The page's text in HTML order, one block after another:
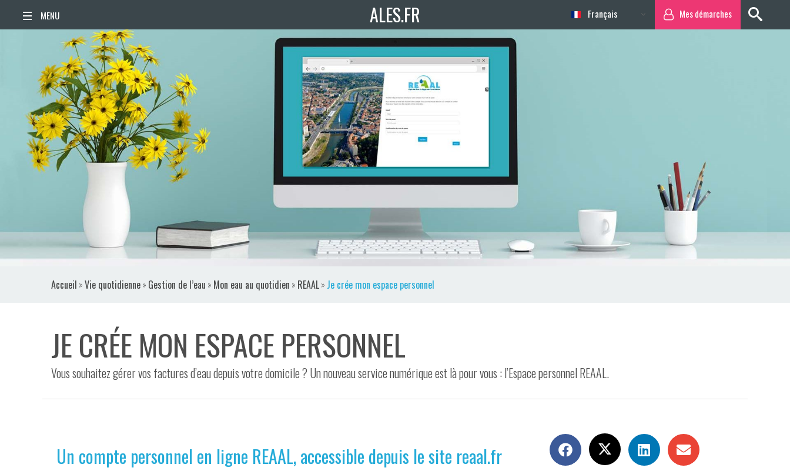
ALES.FR
ACTUALITÉS
AGENDA
TERRITOIRE
VIE QUOTIDIENNE
ESPACE PRESSE
Mes démarches
Français
Accueil »Vie quotidienne» Gestion de l’eau » Mon eau au quotidien » REAAL» Je crée mon espace personnel
JE CRÉE MON ESPACE PERSONNEL
Vous souhaitez gérer vos factures d’eau depuis votre domicile ? Un nouveau service numérique est là pour vous : l’Espace personnel REAAL.
Un compte personnel en ligne REAAL, accessible depuis le site reaal.fr